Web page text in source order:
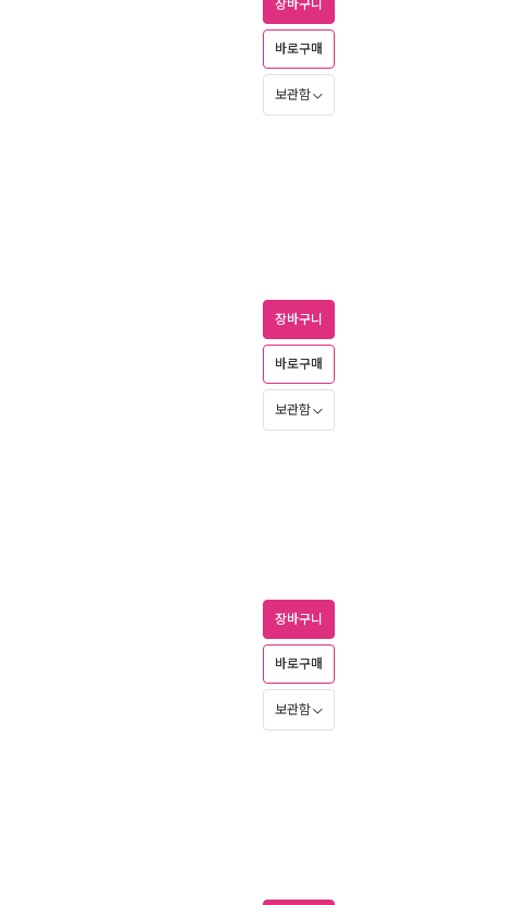
장바구니
바로구매
보관함
장바구니
바로구매
보관함
장바구니
바로구매
보관함